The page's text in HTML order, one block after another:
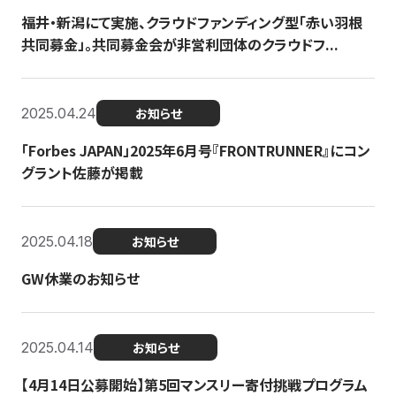
福井・新潟にて実施、クラウドファンディング型「赤い羽根
共同募金」。共同募金会が非営利団体のクラウドフ...
2025.04.24 お知らせ
「Forbes JAPAN」2025年6月号『FRONTRUNNER』にコン
グラント佐藤が掲載
2025.04.18 お知らせ
GW休業のお知らせ
2025.04.14 お知らせ
【4月14日公募開始】第5回マンスリー寄付挑戦プログラム